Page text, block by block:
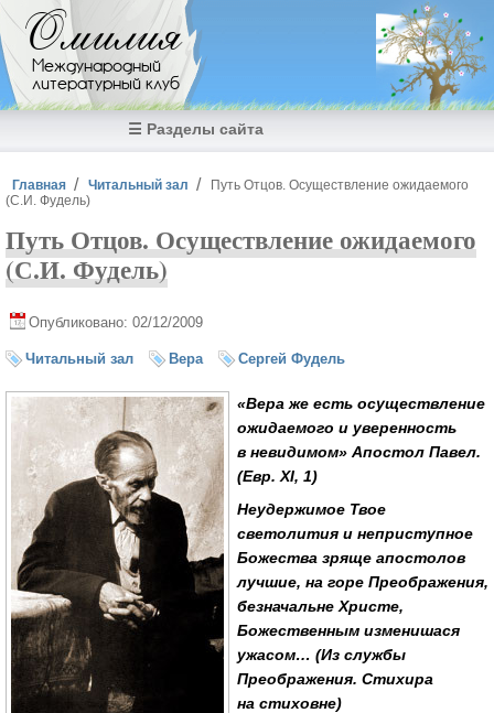
Перейти к основному содержанию
Омилия
Международный
литературный клуб
☰ Разделы сайта
Вы здесь
Главная Читальный зал
Путь Отцов. Осуществление ожидаемого
(С.И. Фудель)
Путь Отцов. Осуществление ожидаемого
(С.И. Фудель)
Опубликовано: 02/12/2009
Читальный зал Вера Сергей Фудель
«Вера же есть осуществление
ожидаемого и уверенность
в невидимом» Апостол Павел.
(Евр. XI, 1)
Неудержимое Твое
светолития и неприступное
Божества зряще апостолов
лучшие, на горе Преображения,
безначальне Христе,
Божественным изменишася
ужасом… (Из службы
Преображения. Стихира
на стиховне)